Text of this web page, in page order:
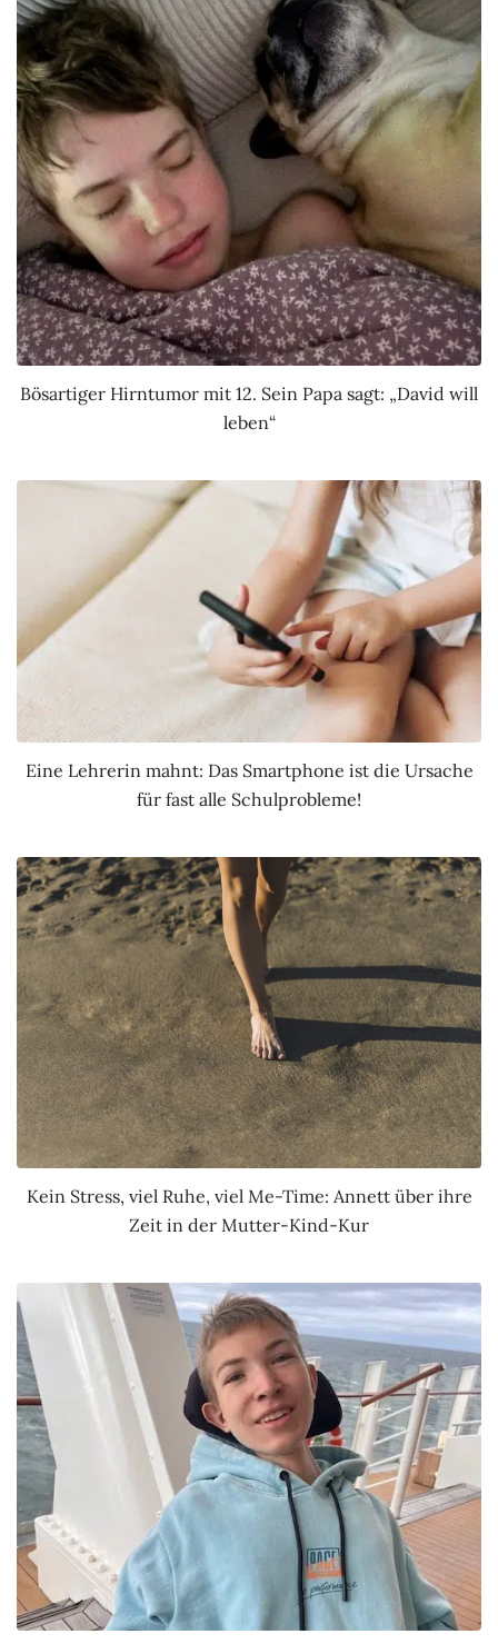
Bösartiger Hirntumor mit 12. Sein Papa sagt: „David will
leben“
Eine Lehrerin mahnt: Das Smartphone ist die Ursache
für fast alle Schulprobleme!
Kein Stress, viel Ruhe, viel Me-Time: Annett über ihre
Zeit in der Mutter-Kind-Kur